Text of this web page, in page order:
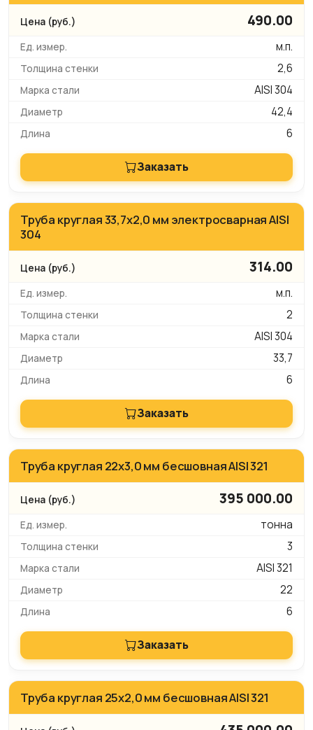
490.00
м.п.
2,6
AISI 304
42,4
6
Заказать
Труба круглая 33,7х2,0 мм электросварная AISI
304
314.00
м.п.
2
AISI 304
33,7
6
Заказать
Труба круглая 22х3,0 мм бесшовная AISI 321
395 000.00
тонна
3
AISI 321
22
6
Заказать
Труба круглая 25х2,0 мм бесшовная AISI 321